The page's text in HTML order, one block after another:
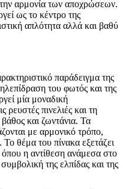
την αρμονία των αποχρώσεων.
ως το κέντρο της
απλότητα αλλά και βαθύ
παράδειγμα της
του φωτός και της
μία μοναδική
ρευστές πινελιές και τη
και ζωντάνια. Τα
με αρμονικό τρόπο,
θέμα του πίνακα εξετάζει
η αντίθεση ανάμεσα στο
της ελπίδας και της